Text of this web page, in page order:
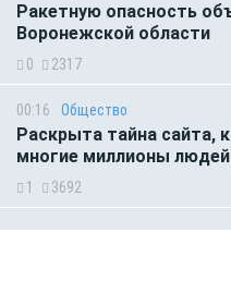
Ракетную опасность
Воронежской области
0 2317
00:16 Общество
Раскрыта тайна сайта,
многие миллионы людей
1 3692